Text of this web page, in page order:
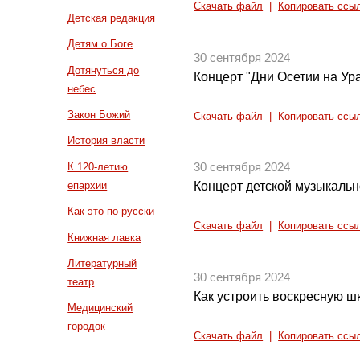
Детская редакция
Детям о Боге
Дотянуться до
небес
Закон Божий
История власти
К 120-летию
епархии
Как это по-русски
Книжная лавка
Литературный
театр
Медицинский
городок
Скачать файл Копировать
30 сентября 2024
Концерт "Дни Осетии на
Скачать файл Копировать
30 сентября 2024
Концерт детской
Скачать файл Копировать
30 сентября 2024
Как устроить воскресную
Скачать файл Копировать